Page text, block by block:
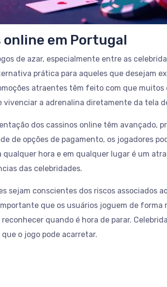
em Portugal
de azar, especialmente entre as
prática para aqueles que desejam
atraentes têm feito com que
vivenciar a adrenalina diretamente da tela
dos cassinos online têm avançado,
de opções de pagamento, os jogadores
qualquer hora e em qualquer lugar é um
das celebridades.
sejam conscientes dos riscos associados
que os usuários joguem de
quando é hora de parar.
o jogo pode acarretar.